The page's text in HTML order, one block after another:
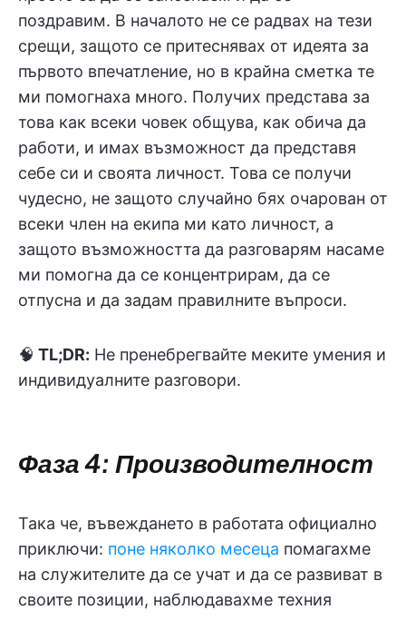
поздравим. В началото не се радвах на тези
срещи, защото се притеснявах от идеята за
първото впечатление, но в крайна сметка те
ми помогнаха много. Получих представа за
това как всеки човек общува, как обича да
работи, и имах възможност да представя
себе си и своята личност. Това се получи
чудесно, не защото случайно бях очарован от
всеки член на екипа ми като личност, а
защото възможността да разговарям насаме
ми помогна да се концентрирам, да се
отпусна и да задам правилните въпроси.
🧠 TL;DR: Не пренебрегвайте меките умения и
индивидуалните разговори.
Фаза 4: Производителност
Така че, въвеждането в работата официално
приключи: поне няколко месеца помагахме
на служителите да се учат и да се развиват в
своите позиции, наблюдавахме техния